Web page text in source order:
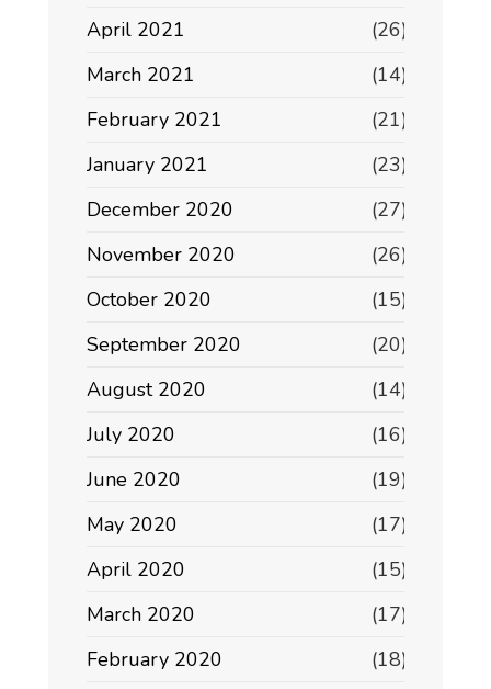
April 2021
(26)
March 2021
(14)
February 2021
(21)
January 2021
(23)
December 2020
(27)
November 2020
(26)
October 2020
(15)
September 2020
(20)
August 2020
(14)
July 2020
(16)
June 2020
(19)
May 2020
(17)
April 2020
(15)
March 2020
(17)
February 2020
(18)